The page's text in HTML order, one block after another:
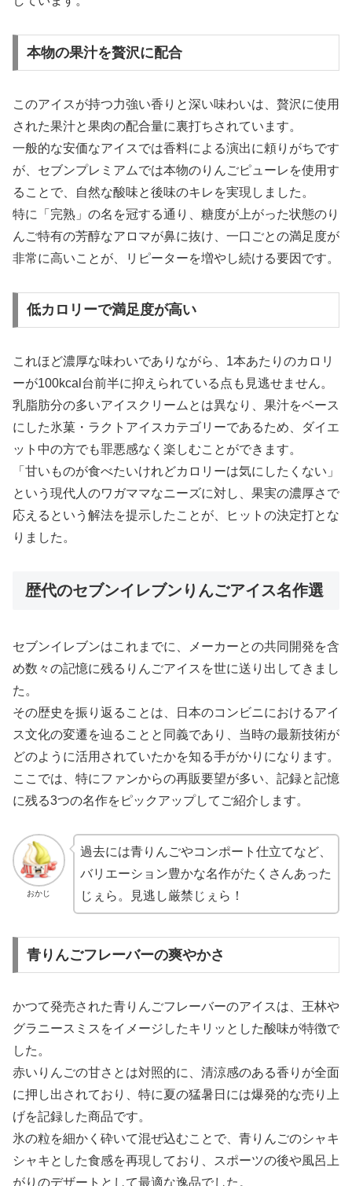
本物の果汁を贅沢に配合
このアイスが持つ力強い香りと深い味わいは、贅沢に使用
された果汁と果肉の配合量に裏打ちされています。
一般的な安価なアイスでは香料による演出に頼りがちです
が、セブンプレミアムでは本物のりんごピューレを使用す
ることで、自然な酸味と後味のキレを実現しました。
特に「完熟」の名を冠する通り、糖度が上がった状態のり
んご特有の芳醇なアロマが鼻に抜け、一口ごとの満足度が
非常に高いことが、リピーターを増やし続ける要因です。
低カロリーで満足度が高い
これほど濃厚な味わいでありながら、1本あたりのカロリ
ーが100kcal台前半に抑えられている点も見逃せません。
乳脂肪分の多いアイスクリームとは異なり、果汁をベース
にした氷菓・ラクトアイスカテゴリーであるため、ダイエ
ット中の方でも罪悪感なく楽しむことができます。
「甘いものが食べたいけれどカロリーは気にしたくない」
という現代人のワガママなニーズに対し、果実の濃厚さで
応えるという解法を提示したことが、ヒットの決定打とな
りました。
歴代のセブンイレブンりんごアイス名作選
セブンイレブンはこれまでに、メーカーとの共同開発を含
め数々の記憶に残るりんごアイスを世に送り出してきまし
た。
その歴史を振り返ることは、日本のコンビニにおけるアイ
ス文化の変遷を辿ることと同義であり、当時の最新技術が
どのように活用されていたかを知る手がかりになります。
ここでは、特にファンからの再販要望が多い、記録と記憶
に残る3つの名作をピックアップしてご紹介します。
おかじ
過去には青りんごやコンポート仕立てなど、
バリエーション豊かな名作がたくさんあった
じぇら。見逃し厳禁じぇら！
青りんごフレーバーの爽やかさ
かつて発売された青りんごフレーバーのアイスは、王林や
グラニースミスをイメージしたキリッとした酸味が特徴で
した。
赤いりんごの甘さとは対照的に、清涼感のある香りが全面
に押し出されており、特に夏の猛暑日には爆発的な売り上
げを記録した商品です。
氷の粒を細かく砕いて混ぜ込むことで、青りんごのシャキ
シャキとした食感を再現しており、スポーツの後や風呂上
がりのデザートとして最適な逸品でした。